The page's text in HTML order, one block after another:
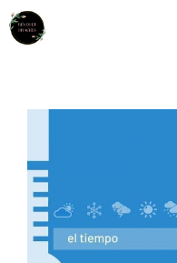
Aller
au